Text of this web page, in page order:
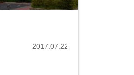
2017.07.22